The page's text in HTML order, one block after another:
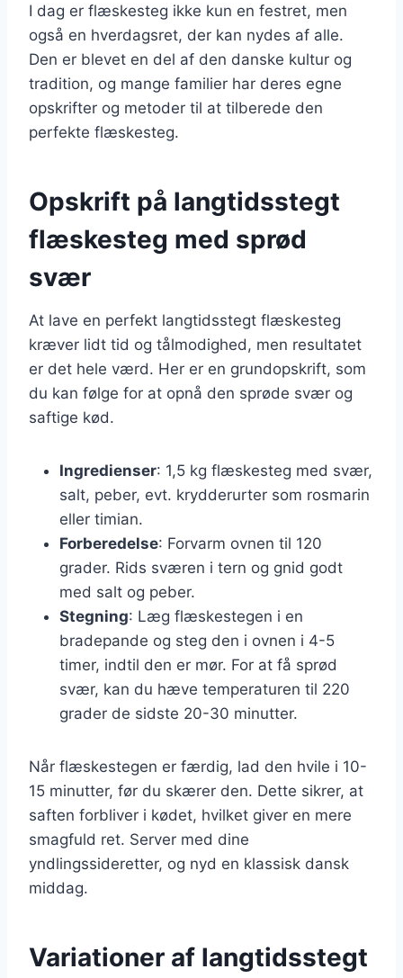
I dag er flæskesteg ikke kun en festret, men
også en hverdagsret, der kan nydes af alle.
Den er blevet en del af den danske kultur og
tradition, og mange familier har deres egne
opskrifter og metoder til at tilberede den
perfekte flæskesteg.
Opskrift på langtidsstegt
flæskesteg med sprød
svær
At lave en perfekt langtidsstegt flæskesteg
kræver lidt tid og tålmodighed, men resultatet
er det hele værd. Her er en grundopskrift, som
du kan følge for at opnå den sprøde svær og
saftige kød.
Ingredienser: 1,5 kg flæskesteg med svær,
salt, peber, evt. krydderurter som rosmarin
eller timian.
Forberedelse: Forvarm ovnen til 120
grader. Rids sværen i tern og gnid godt
med salt og peber.
Stegning: Læg flæskestegen i en
bradepande og steg den i ovnen i 4-5
timer, indtil den er mør. For at få sprød
svær, kan du hæve temperaturen til 220
grader de sidste 20-30 minutter.
Når flæskestegen er færdig, lad den hvile i 10-
15 minutter, før du skærer den. Dette sikrer, at
saften forbliver i kødet, hvilket giver en mere
smagfuld ret. Server med dine
yndlingssideretter, og nyd en klassisk dansk
middag.
Variationer af langtidsstegt